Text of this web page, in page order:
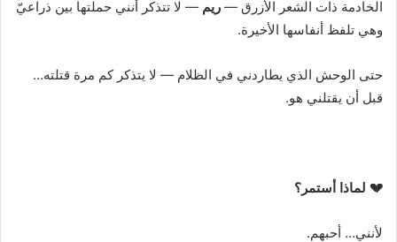
الخادمة ذات الشعر الأزرق — ريم — لا تتذكر أنني حملتها بين ذراعيّ
وهي تلفظ أنفاسها الأخيرة.
حتى الوحش الذي يطاردني في الظلام — لا يتذكر كم مرة قتلته…
قبل أن يقتلني هو.
💔 لماذا أستمر؟
لأنني… أحبهم.